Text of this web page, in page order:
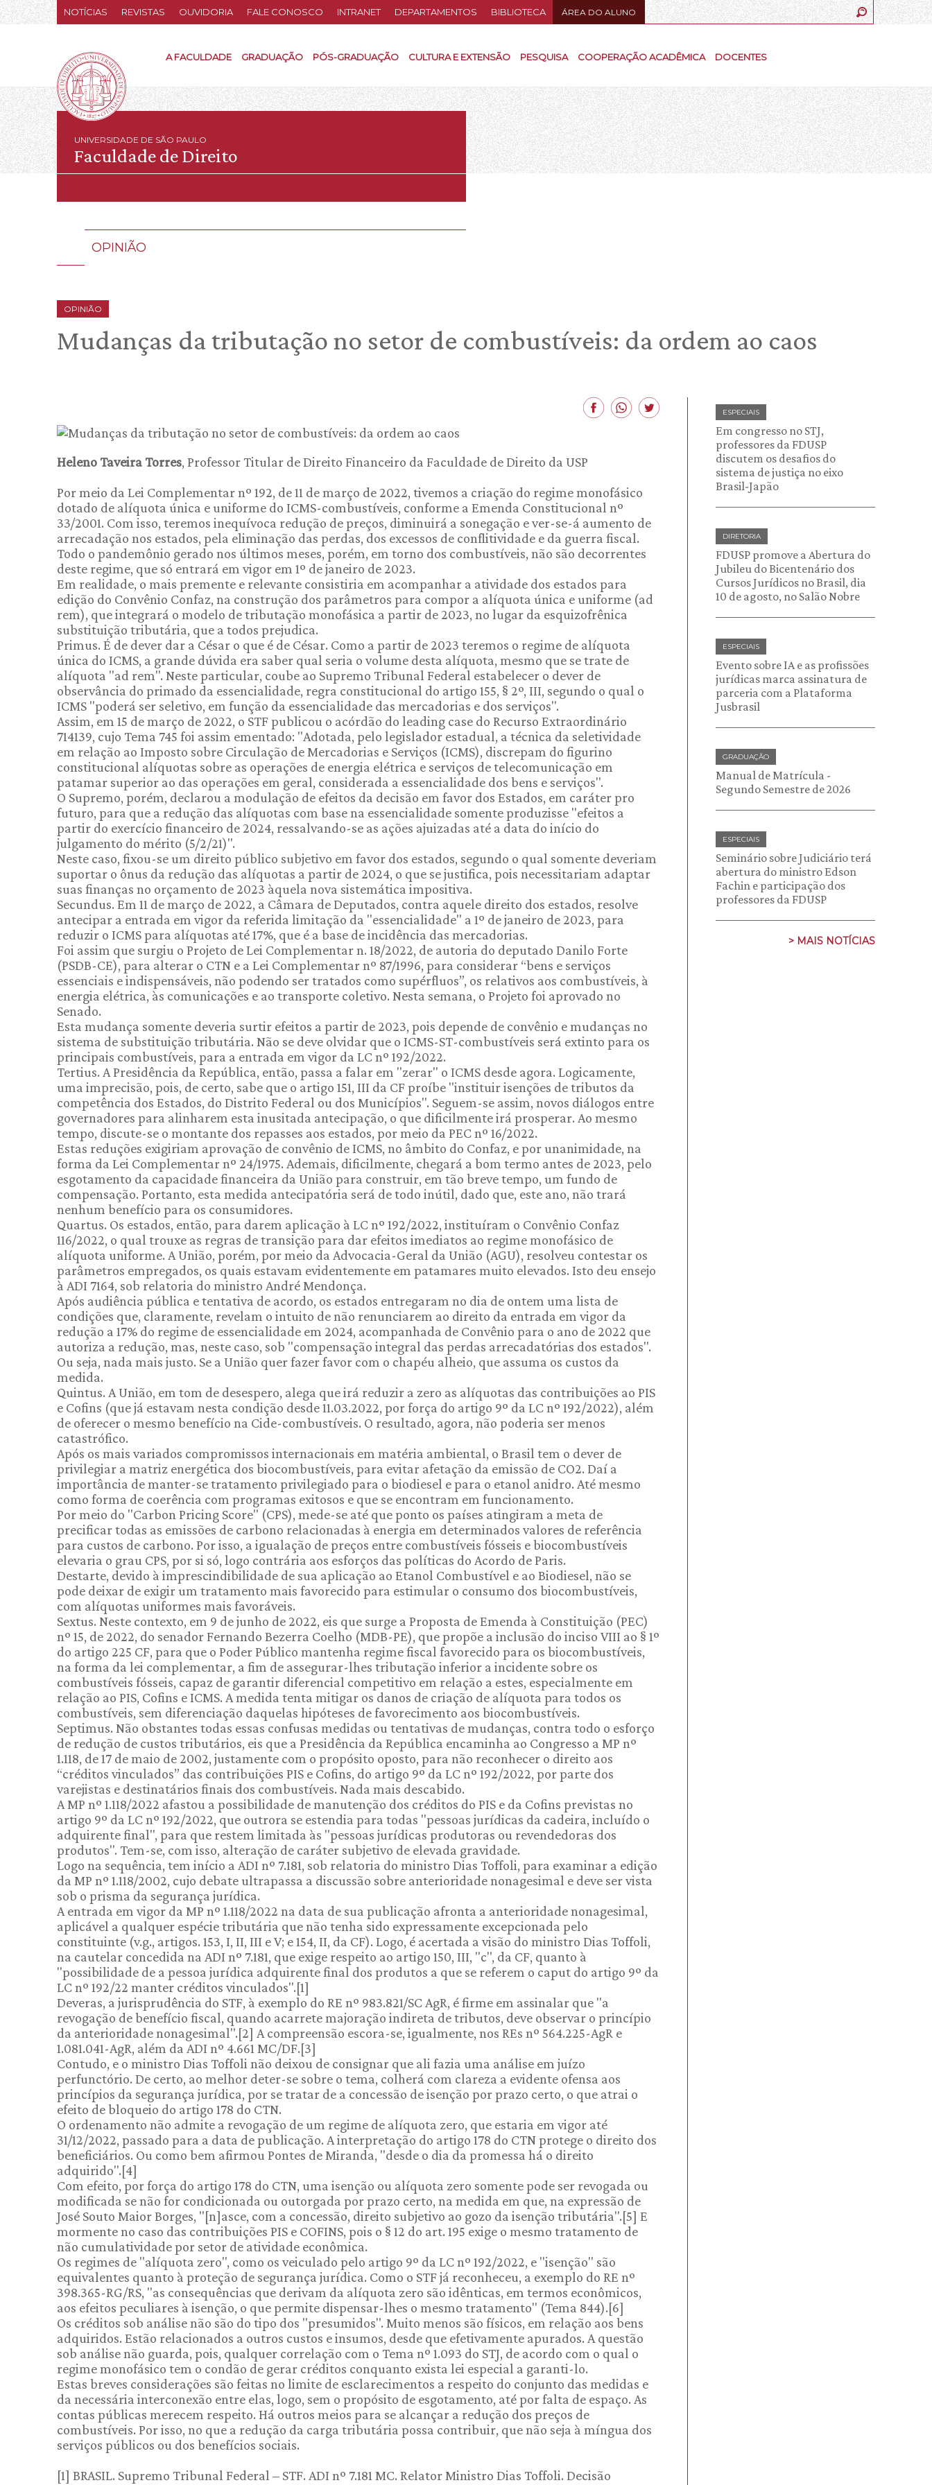
NOTÍCIAS REVISTAS OUVIDORIA FALE CONOSCO INTRANET DEPARTAMENTOS BIBLIOTECA ÁREA DO ALUNO
A FACULDADE GRADUAÇÃO PÓS-GRADUAÇÃO CULTURA E EXTENSÃO PESQUISA COOPERAÇÃO ACADÊMICA DOCENTES
UNIVERSIDADE DE SÃO PAULO
Faculdade de Direito
OPINIÃO
OPINIÃO
Mudanças da tributação no setor de combustíveis: da ordem ao caos
Heleno Taveira Torres, Professor Titular de Direito Financeiro da Faculdade de Direito da USP
Por meio da Lei Complementar nº 192, de 11 de março de 2022, tivemos a criação do regime monofásico
dotado de alíquota única e uniforme do ICMS-combustíveis, conforme a Emenda Constitucional nº
33/2001. Com isso, teremos inequívoca redução de preços, diminuirá a sonegação e ver-se-á aumento de
arrecadação nos estados, pela eliminação das perdas, dos excessos de conflitividade e da guerra fiscal.
Todo o pandemônio gerado nos últimos meses, porém, em torno dos combustíveis, não são decorrentes
deste regime, que só entrará em vigor em 1º de janeiro de 2023.
Em realidade, o mais premente e relevante consistiria em acompanhar a atividade dos estados para
edição do Convênio Confaz, na construção dos parâmetros para compor a alíquota única e uniforme (ad
rem), que integrará o modelo de tributação monofásica a partir de 2023, no lugar da esquizofrênica
substituição tributária, que a todos prejudica.
Primus. É de dever dar a César o que é de César. Como a partir de 2023 teremos o regime de alíquota
única do ICMS, a grande dúvida era saber qual seria o volume desta alíquota, mesmo que se trate de
alíquota "ad rem". Neste particular, coube ao Supremo Tribunal Federal estabelecer o dever de
observância do primado da essencialidade, regra constitucional do artigo 155, § 2º, III, segundo o qual o
ICMS "poderá ser seletivo, em função da essencialidade das mercadorias e dos serviços".
Assim, em 15 de março de 2022, o STF publicou o acórdão do leading case do Recurso Extraordinário
714139, cujo Tema 745 foi assim ementado: "Adotada, pelo legislador estadual, a técnica da seletividade
em relação ao Imposto sobre Circulação de Mercadorias e Serviços (ICMS), discrepam do figurino
constitucional alíquotas sobre as operações de energia elétrica e serviços de telecomunicação em
patamar superior ao das operações em geral, considerada a essencialidade dos bens e serviços".
O Supremo, porém, declarou a modulação de efeitos da decisão em favor dos Estados, em caráter pro
futuro, para que a redução das alíquotas com base na essencialidade somente produzisse "efeitos a
partir do exercício financeiro de 2024, ressalvando-se as ações ajuizadas até a data do início do
julgamento do mérito (5/2/21)".
Neste caso, fixou-se um direito público subjetivo em favor dos estados, segundo o qual somente deveriam
suportar o ônus da redução das alíquotas a partir de 2024, o que se justifica, pois necessitariam adaptar
suas finanças no orçamento de 2023 àquela nova sistemática impositiva.
Secundus. Em 11 de março de 2022, a Câmara de Deputados, contra aquele direito dos estados, resolve
antecipar a entrada em vigor da referida limitação da "essencialidade" a 1º de janeiro de 2023, para
reduzir o ICMS para alíquotas até 17%, que é a base de incidência das mercadorias.
Foi assim que surgiu o Projeto de Lei Complementar n. 18/2022, de autoria do deputado Danilo Forte
(PSDB-CE), para alterar o CTN e a Lei Complementar nº 87/1996, para considerar “bens e serviços
essenciais e indispensáveis, não podendo ser tratados como supérfluos”, os relativos aos combustíveis, à
energia elétrica, às comunicações e ao transporte coletivo. Nesta semana, o Projeto foi aprovado no
Senado.
Esta mudança somente deveria surtir efeitos a partir de 2023, pois depende de convênio e mudanças no
sistema de substituição tributária. Não se deve olvidar que o ICMS-ST-combustíveis será extinto para os
principais combustíveis, para a entrada em vigor da LC nº 192/2022.
Tertius. A Presidência da República, então, passa a falar em "zerar" o ICMS desde agora. Logicamente,
uma imprecisão, pois, de certo, sabe que o artigo 151, III da CF proíbe "instituir isenções de tributos da
competência dos Estados, do Distrito Federal ou dos Municípios". Seguem-se assim, novos diálogos entre
governadores para alinharem esta inusitada antecipação, o que dificilmente irá prosperar. Ao mesmo
tempo, discute-se o montante dos repasses aos estados, por meio da PEC nº 16/2022.
Estas reduções exigiriam aprovação de convênio de ICMS, no âmbito do Confaz, e por unanimidade, na
forma da Lei Complementar nº 24/1975. Ademais, dificilmente, chegará a bom termo antes de 2023, pelo
esgotamento da capacidade financeira da União para construir, em tão breve tempo, um fundo de
compensação. Portanto, esta medida antecipatória será de todo inútil, dado que, este ano, não trará
nenhum benefício para os consumidores.
Quartus. Os estados, então, para darem aplicação à LC nº 192/2022, instituíram o Convênio Confaz
116/2022, o qual trouxe as regras de transição para dar efeitos imediatos ao regime monofásico de
alíquota uniforme. A União, porém, por meio da Advocacia-Geral da União (AGU), resolveu contestar os
parâmetros empregados, os quais estavam evidentemente em patamares muito elevados. Isto deu ensejo
à ADI 7164, sob relatoria do ministro André Mendonça.
Após audiência pública e tentativa de acordo, os estados entregaram no dia de ontem uma lista de
condições que, claramente, revelam o intuito de não renunciarem ao direito da entrada em vigor da
redução a 17% do regime de essencialidade em 2024, acompanhada de Convênio para o ano de 2022 que
autoriza a redução, mas, neste caso, sob "compensação integral das perdas arrecadatórias dos estados".
Ou seja, nada mais justo. Se a União quer fazer favor com o chapéu alheio, que assuma os custos da
medida.
Quintus. A União, em tom de desespero, alega que irá reduzir a zero as alíquotas das contribuições ao PIS
e Cofins (que já estavam nesta condição desde 11.03.2022, por força do artigo 9º da LC nº 192/2022), além
de oferecer o mesmo benefício na Cide-combustíveis. O resultado, agora, não poderia ser menos
catastrófico.
Após os mais variados compromissos internacionais em matéria ambiental, o Brasil tem o dever de
privilegiar a matriz energética dos biocombustíveis, para evitar afetação da emissão de CO2. Daí a
importância de manter-se tratamento privilegiado para o biodiesel e para o etanol anidro. Até mesmo
como forma de coerência com programas exitosos e que se encontram em funcionamento.
Por meio do "Carbon Pricing Score" (CPS), mede-se até que ponto os países atingiram a meta de
precificar todas as emissões de carbono relacionadas à energia em determinados valores de referência
para custos de carbono. Por isso, a igualação de preços entre combustíveis fósseis e biocombustíveis
elevaria o grau CPS, por si só, logo contrária aos esforços das políticas do Acordo de Paris.
Destarte, devido à imprescindibilidade de sua aplicação ao Etanol Combustível e ao Biodiesel, não se
pode deixar de exigir um tratamento mais favorecido para estimular o consumo dos biocombustíveis,
com alíquotas uniformes mais favoráveis.
Sextus. Neste contexto, em 9 de junho de 2022, eis que surge a Proposta de Emenda à Constituição (PEC)
nº 15, de 2022, do senador Fernando Bezerra Coelho (MDB-PE), que propõe a inclusão do inciso VIII ao § 1º
do artigo 225 CF, para que o Poder Público mantenha regime fiscal favorecido para os biocombustíveis,
na forma da lei complementar, a fim de assegurar-lhes tributação inferior a incidente sobre os
combustíveis fósseis, capaz de garantir diferencial competitivo em relação a estes, especialmente em
relação ao PIS, Cofins e ICMS. A medida tenta mitigar os danos de criação de alíquota para todos os
combustíveis, sem diferenciação daquelas hipóteses de favorecimento aos biocombustíveis.
Septimus. Não obstantes todas essas confusas medidas ou tentativas de mudanças, contra todo o esforço
de redução de custos tributários, eis que a Presidência da República encaminha ao Congresso a MP nº
1.118, de 17 de maio de 2002, justamente com o propósito oposto, para não reconhecer o direito aos
“créditos vinculados” das contribuições PIS e Cofins, do artigo 9º da LC nº 192/2022, por parte dos
varejistas e destinatários finais dos combustíveis. Nada mais descabido.
A MP nº 1.118/2022 afastou a possibilidade de manutenção dos créditos do PIS e da Cofins previstas no
artigo 9º da LC nº 192/2022, que outrora se estendia para todas "pessoas jurídicas da cadeira, incluído o
adquirente final", para que restem limitada às "pessoas jurídicas produtoras ou revendedoras dos
produtos". Tem-se, com isso, alteração de caráter subjetivo de elevada gravidade.
Logo na sequência, tem início a ADI nº 7.181, sob relatoria do ministro Dias Toffoli, para examinar a edição
da MP nº 1.118/2002, cujo debate ultrapassa a discussão sobre anterioridade nonagesimal e deve ser vista
sob o prisma da segurança jurídica.
A entrada em vigor da MP nº 1.118/2022 na data de sua publicação afronta a anterioridade nonagesimal,
aplicável a qualquer espécie tributária que não tenha sido expressamente excepcionada pelo
constituinte (v.g., artigos. 153, I, II, III e V; e 154, II, da CF). Logo, é acertada a visão do ministro Dias Toffoli,
na cautelar concedida na ADI nº 7.181, que exige respeito ao artigo 150, III, "c", da CF, quanto à
"possibilidade de a pessoa jurídica adquirente final dos produtos a que se referem o caput do artigo 9º da
LC nº 192/22 manter créditos vinculados".[1]
Deveras, a jurisprudência do STF, à exemplo do RE nº 983.821/SC AgR, é firme em assinalar que "a
revogação de benefício fiscal, quando acarrete majoração indireta de tributos, deve observar o princípio
da anterioridade nonagesimal".[2] A compreensão escora-se, igualmente, nos REs nº 564.225-AgR e
1.081.041-AgR, além da ADI nº 4.661 MC/DF.[3]
Contudo, e o ministro Dias Toffoli não deixou de consignar que ali fazia uma análise em juízo
perfunctório. De certo, ao melhor deter-se sobre o tema, colherá com clareza a evidente ofensa aos
princípios da segurança jurídica, por se tratar de a concessão de isenção por prazo certo, o que atrai o
efeito de bloqueio do artigo 178 do CTN.
O ordenamento não admite a revogação de um regime de alíquota zero, que estaria em vigor até
31/12/2022, passado para a data de publicação. A interpretação do artigo 178 do CTN protege o direito dos
beneficiários. Ou como bem afirmou Pontes de Miranda, "desde o dia da promessa há o direito
adquirido".[4]
Com efeito, por força do artigo 178 do CTN, uma isenção ou alíquota zero somente pode ser revogada ou
modificada se não for condicionada ou outorgada por prazo certo, na medida em que, na expressão de
José Souto Maior Borges, "[n]asce, com a concessão, direito subjetivo ao gozo da isenção tributária".[5] E
mormente no caso das contribuições PIS e COFINS, pois o § 12 do art. 195 exige o mesmo tratamento de
não cumulatividade por setor de atividade econômica.
Os regimes de "alíquota zero", como os veiculado pelo artigo 9º da LC nº 192/2022, e "isenção" são
equivalentes quanto à proteção de segurança jurídica. Como o STF já reconheceu, a exemplo do RE nº
398.365-RG/RS, "as consequências que derivam da alíquota zero são idênticas, em termos econômicos,
aos efeitos peculiares à isenção, o que permite dispensar-lhes o mesmo tratamento" (Tema 844).[6]
Os créditos sob análise não são do tipo dos "presumidos". Muito menos são físicos, em relação aos bens
adquiridos. Estão relacionados a outros custos e insumos, desde que efetivamente apurados. A questão
sob análise não guarda, pois, qualquer correlação com o Tema nº 1.093 do STJ, de acordo com o qual o
regime monofásico tem o condão de gerar créditos conquanto exista lei especial a garanti-lo.
Estas breves considerações são feitas no limite de esclarecimentos a respeito do conjunto das medidas e
da necessária interconexão entre elas, logo, sem o propósito de esgotamento, até por falta de espaço. As
contas públicas merecem respeito. Há outros meios para se alcançar a redução dos preços de
combustíveis. Por isso, no que a redução da carga tributária possa contribuir, que não seja à míngua dos
serviços públicos ou dos benefícios sociais.
[1] BRASIL. Supremo Tribunal Federal – STF. ADI nº 7.181 MC. Relator Ministro Dias Toffoli. Decisão
ESPECIAIS
Em congresso no STJ,
professores da FDUSP
discutem os desafios do
sistema de justiça no eixo
Brasil-Japão
DIRETORIA
FDUSP promove a Abertura do
Jubileu do Bicentenário dos
Cursos Jurídicos no Brasil, dia
10 de agosto, no Salão Nobre
ESPECIAIS
Evento sobre IA e as profissões
jurídicas marca assinatura de
parceria com a Plataforma
Jusbrasil
GRADUAÇÃO
Manual de Matrícula -
Segundo Semestre de 2026
ESPECIAIS
Seminário sobre Judiciário terá
abertura do ministro Edson
Fachin e participação dos
professores da FDUSP
> MAIS NOTÍCIAS